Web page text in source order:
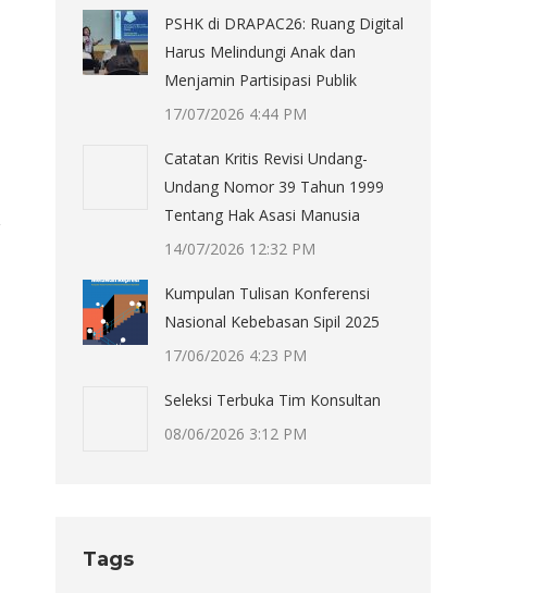
PSHK di DRAPAC26: Ruang Digital
Harus Melindungi Anak dan
Menjamin Partisipasi Publik
17/07/2026 4:44 PM
Catatan Kritis Revisi Undang-
Undang Nomor 39 Tahun 1999
Tentang Hak Asasi Manusia
14/07/2026 12:32 PM
Kumpulan Tulisan Konferensi
Nasional Kebebasan Sipil 2025
17/06/2026 4:23 PM
Seleksi Terbuka Tim Konsultan
08/06/2026 3:12 PM
Tags